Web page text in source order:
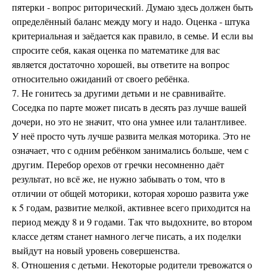
пятерки - вопрос риторический. Думаю здесь должен быть
определённый баланс между могу и надо. Оценка - штука
критериальная и заёдается как правило, в семье. И если вы
спросите себя, какая оценка по математике для вас
является достаточно хорошей, вы ответите на вопрос
относительно ожиданий от своего ребёнка.
7. Не гонитесь за другими детьми и не сравнивайте.
Соседка по парте может писать в десять раз лучше вашей
дочери, но это не значит, что она умнее или талантливее.
У неё просто чуть лучше развита мелкая моторика. Это не
означает, что с одним ребёнком занимались больше, чем с
другим. Перебор орехов от гречки несомненно даёт
результат, но всё же, не нужно забывать о том, что в
отличии от общей моторики, которая хорошо развита уже
к 5 годам, развитие мелкой, активнее всего приходится на
период между 8 и 9 годами. Так что выдохните, во втором
классе детям станет намного легче писать, а их поделки
выйдут на новый уровень совершенства.
8. Отношения с детьми. Некоторые родители тревожатся о